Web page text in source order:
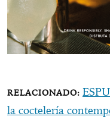
la coctelería